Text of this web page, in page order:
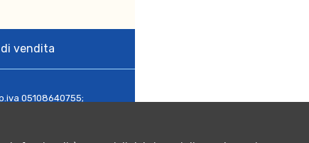
vendita
05108640755;